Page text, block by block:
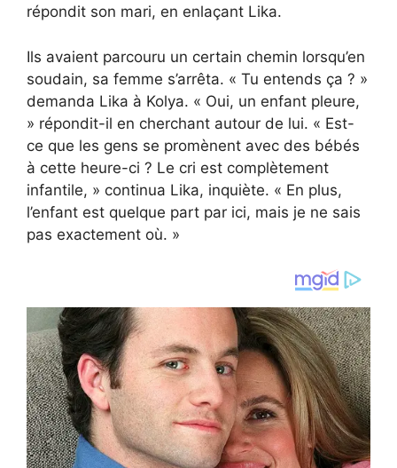
répondit son mari, en enlaçant Lika.
Ils avaient parcouru un certain chemin lorsqu’en
soudain, sa femme s’arrêta. « Tu entends ça ? »
demanda Lika à Kolya. « Oui, un enfant pleure,
» répondit-il en cherchant autour de lui. « Est-
ce que les gens se promènent avec des bébés
à cette heure-ci ? Le cri est complètement
infantile, » continua Lika, inquiète. « En plus,
l’enfant est quelque part par ici, mais je ne sais
pas exactement où. »